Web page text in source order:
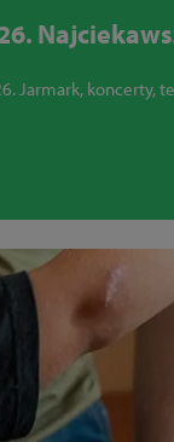
Jarmark, koncerty,